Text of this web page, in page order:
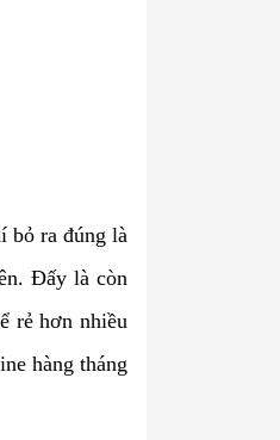
bỏ ra đúng là
Đấy là còn
rẻ hơn nhiều
hàng tháng